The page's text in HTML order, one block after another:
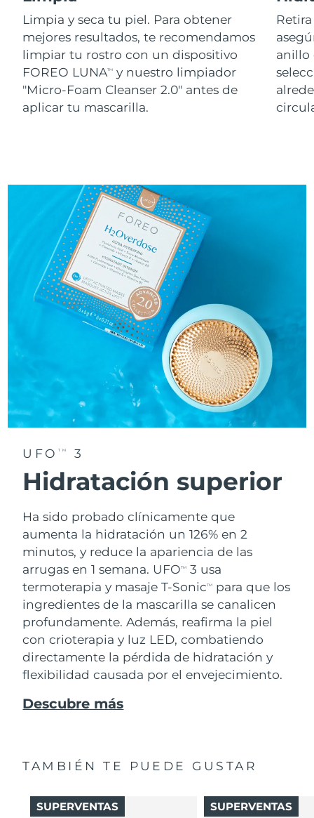
Limpia y seca tu piel. Para obtener
mejores resultados, te recomendamos
limpiar tu rostro con un dispositivo
FOREO LUNATM
y nuestro limpiador
"Micro-Foam Cleanser 2.0" antes de
aplicar tu mascarilla.
anillo
UFO TM 3
Hidratación superior
Ha sido probado clínicamente que
aumenta la hidratación un 126% en 2
minutos, y reduce la apariencia de las
arrugas en 1 semana. UFOTM
3 usa
termoterapia y masaje T-SonicTM
para que los
ingredientes de la mascarilla se canalicen
profundamente. Además, reafirma la piel
con crioterapia y luz LED, combatiendo
directamente la pérdida de hidratación y
flexibilidad causada por el envejecimiento.
Descubre más
TAMBIÉN TE PUEDE GUSTAR
SUPERVENTAS SUPERVENTAS